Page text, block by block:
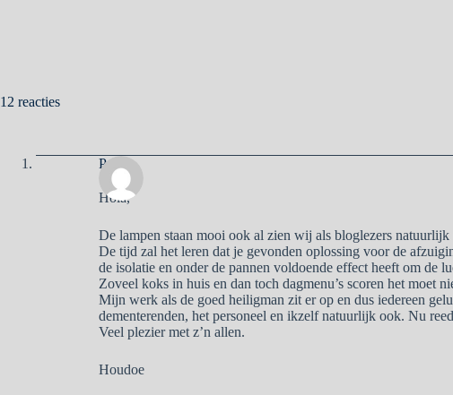
12 reacties
Pa
Hola,
De lampen staan mooi ook al zien wij als bloglezers natuurlijk
De tijd zal het leren dat je gevonden oplossing voor de
de isolatie en onder de pannen voldoende effect heeft om de
Zoveel koks in huis en dan toch dagmenu’s scoren het moet
Mijn werk als de goed heiligman zit er op en dus iedereen
dementerenden, het personeel en ikzelf natuurlijk ook. Nu
Veel plezier met z’n allen.
Houdoe